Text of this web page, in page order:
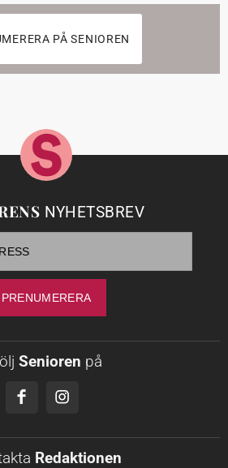
PÅ SENIOREN
NYHETSBREV
Senioren på
Redaktionen